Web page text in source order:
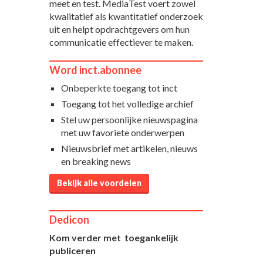
meet en test. MediaTest voert zowel
kwalitatief als kwantitatief onderzoek
uit en helpt opdrachtgevers om hun
communicatie effectiever te maken.
Word inct.abonnee
Onbeperkte toegang tot inct
Toegang tot het volledige archief
Stel uw persoonlijke nieuwspagina
met uw favoriete onderwerpen
Nieuwsbrief met artikelen, nieuws
en breaking news
Bekijk alle voordelen
Dedicon
Kom verder met toegankelijk
publiceren